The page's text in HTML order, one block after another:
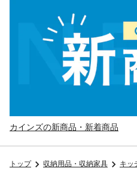
カインズの新商品・新着商品
トップ 収納用品・収納家具
キッ